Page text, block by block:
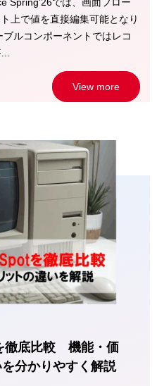
上で値を直接編集可能となり
ルコンポーネントではレコ
View more
徹底比較 機能・価
分かりやすく解説